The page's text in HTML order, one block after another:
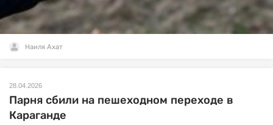
Наиля Ахат
28.04.2026
Парня сбили на пешеходном переходе в
Караганде